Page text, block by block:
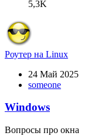
5,3K
Роутер на Linux
24 Май 2025
someone
Windows
Вопросы про окна